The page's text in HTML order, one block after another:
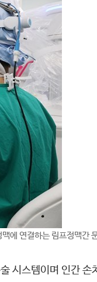
에 연결하는 림프정맥간
시스템이며 인간 손